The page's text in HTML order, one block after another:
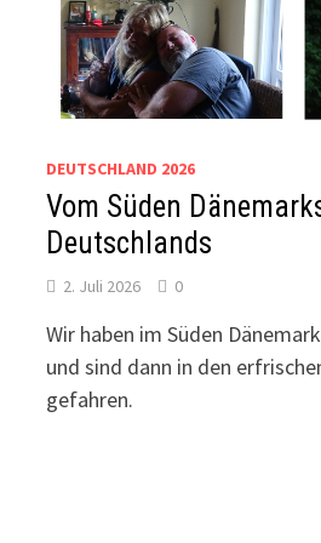
DEUTSCHLAND 2026
Vom Süden
Deutschlands
2. Juli 2026 0
Wir haben im Süden
und sind dann in den
gefahren.